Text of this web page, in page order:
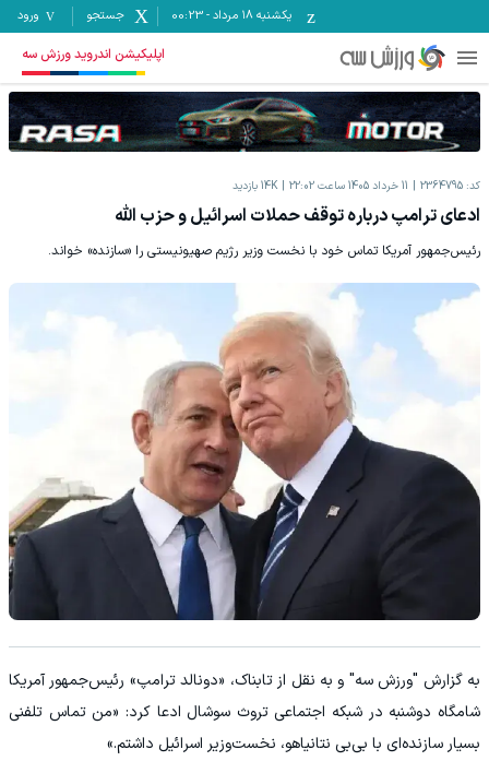
یکشنبه ۱۸ مرداد -
00:23 جستجو ورود
اپلیکیشن اندروید ورزش سه
کد: 2364795 11 خرداد 1405 ساعت 22:02 14K بازدید
ادعای ترامپ درباره توقف حملات اسرائیل و حزب الله
رئیس‌جمهور آمریکا تماس خود با نخست وزیر رژیم صهیونیستی را «سازنده» خواند.
به گزارش "ورزش سه" و به نقل از تابناک، «دونالد ترامپ» رئیس‌جمهور آمریکا
شامگاه دوشنبه در شبکه اجتماعی تروث سوشال ادعا کرد: «من تماس تلفنی
بسیار سازنده‌ای با بی‌بی نتانیاهو، نخست‌وزیر اسرائیل داشتم.»